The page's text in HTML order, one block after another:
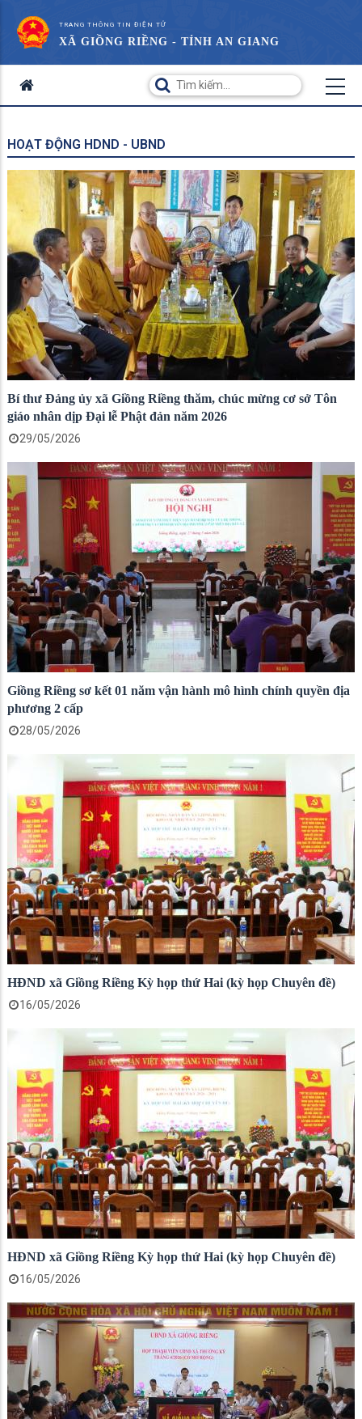
TRANG THÔNG TIN ĐIỆN TỬ
XÃ GIỒNG RIỀNG - TỈNH AN GIANG
HOẠT ĐỘNG HDND - UBND
Bí thư Đảng ủy xã Giồng Riềng thăm, chúc mừng cơ sở Tôn
giáo nhân dịp Đại lễ Phật đản năm 2026
29/05/2026
Giồng Riềng sơ kết 01 năm vận hành mô hình chính quyền địa
phương 2 cấp
28/05/2026
HĐND xã Giồng Riềng Kỳ họp thứ Hai (kỳ họp Chuyên đề)
16/05/2026
HĐND xã Giồng Riềng Kỳ họp thứ Hai (kỳ họp Chuyên đề)
16/05/2026